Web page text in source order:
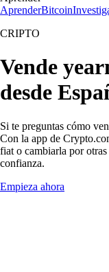
AprenderBitcoin
CRIPTO
Vende
desde
Si te preguntas cómo
Con la app de
fiat o cambiarla por
confianza.
Empieza ahora